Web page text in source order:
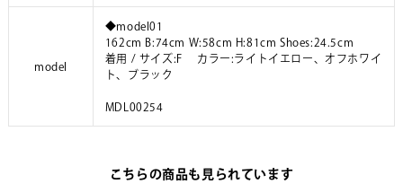
model
◆model01
162cm B:74cm W:58cm H:81cm Shoes:24.5cm
着用 / サイズ:F カラー:ライトイエロー、オフホワイ
ト、ブラック
MDL00254
こちらの商品も見られています